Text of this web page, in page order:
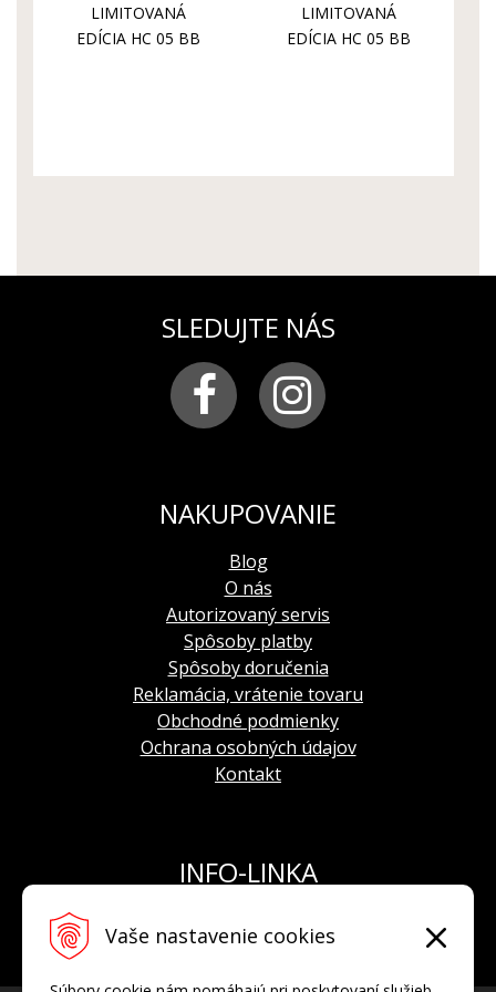
Vaše nastavenie cookies
LIMITOVANÁ
EDÍCIA HC 05 BB
LIMITOVANÁ
EDÍCIA HC 05 BB
SLEDUJTE NÁS
NAKUPOVANIE
Blog
O nás
Autorizovaný servis
Spôsoby platby
Spôsoby doručenia
Reklamácia, vrátenie tovaru
Obchodné podmienky
Ochrana osobných údajov
Kontakt
INFO-LINKA
E-mail:info@hodinkyvostok.sk